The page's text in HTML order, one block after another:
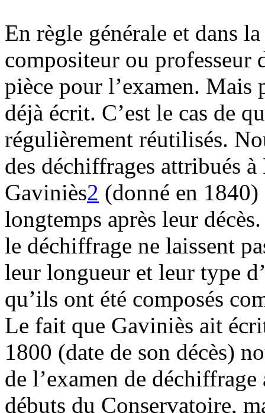
En règle générale et dans
compositeur ou professeur
pièce pour l’examen.
déjà écrit. C’est le cas de
régulièrement réutilisés.
des déchiffrages attribués
Gaviniès2 (donné en
longtemps après leur
le déchiffrage ne laissent
leur longueur et leur type
qu’ils ont été composés
Le fait que Gaviniès ait
1800 (date de son décès)
de l’examen de
débuts du Conservatoire,